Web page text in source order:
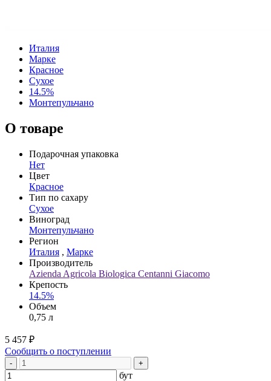
Италия
Марке
Красное
Сухое
14.5%
Монтепульчано
О товаре
Подарочная упаковка
Нет
Цвет
Красное
Тип по сахару
Сухое
Виноград
Монтепульчано
Регион
Италия , Марке
Производитель
Azienda Agricola Biologica Centanni Giacomo
Крепость
14.5%
Объем
0,75 л
5 457 ₽
Сообщить о поступлении
- +
бут